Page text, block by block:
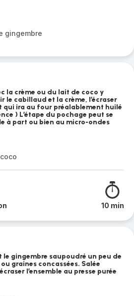
gingembre
la crème ou du lait de coco y
le cabillaud et la crème, l’écraser
qui ira au four préalablement huilé
) L’étape du pochage peut se
à part ou bien au micro-ondes
10 min
le gingembre saupoudré un peu de
graines concassées. Salée
l’ensemble au presse purée